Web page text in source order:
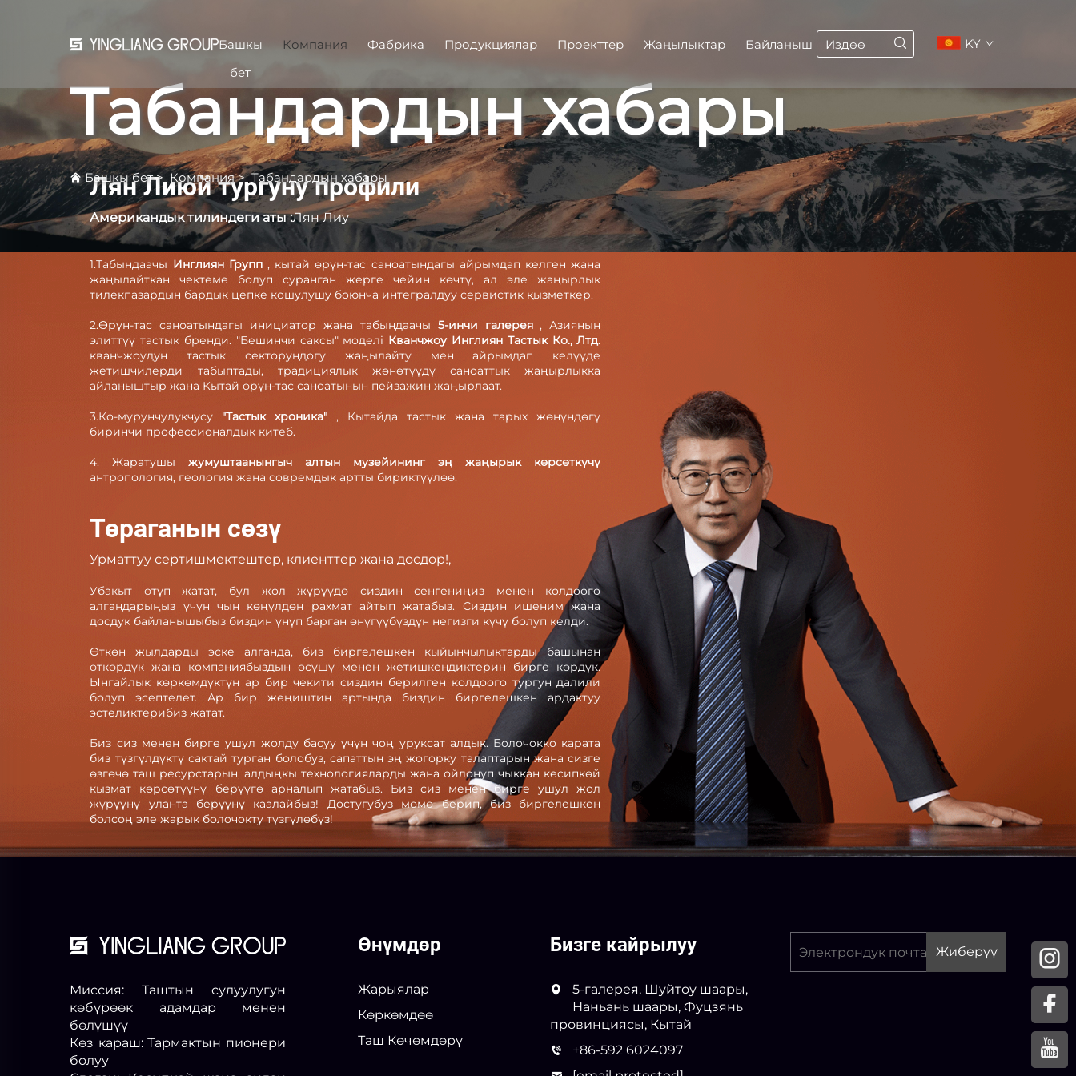
Башкы
бет
Компания Фабрика Продукциялар Проекттер Жаңылыктар Байланыш KY
Табандардын хабары
Башкы бет> Компания>Табандардын хабары
Лян Лиюй тургуну профили
Американдык тилиндеги аты :Лян Лиу
1.Табындаачы Инглиян Групп , кытай өрүн-тас саноатындагы айрымдап келген жана
жаңылайткан чектеме болуп суранган жерге чейин көчтү, ал эле жаңырлык
тилекпазардын бардык цепке кошулушу боюнча интегралдуу сервистик қызметкер.
2.Өрүн-тас саноатындагы инициатор жана табындаачы 5-инчи галерея, Азиянын
элиттүү тастык бренди. "Бешинчи саксы" моделі Кванчжоу Инглиян Тастык Ко., Лтд.
кванчжоудун тастык секторундогу жаңылайту мен айрымдап келүүде
жетишчилерди табыптады, традициялык жөнөтүүдү саноаттык жаңырлыкка
айланыштыр жана Кытай өрүн-тас саноатынын пейзажин жаңырлаат.
3.Ко-мурунчулукчусу "Тастык хроника", Кытайда тастык жана тарых жөнүндөгү
биринчи профессионалдык китеб.
4. Жаратушыжумуштаанынгыч алтын музейининг эң жаңырык көрсөткүчү
антропология, геология жана совремдык артты бириктүүлөө.
Төраганын сөзү
Урматтуу сертишмектештер, клиенттер жана досдор!,
Убакыт өтүп жатат, бул жол жүрүүдө сиздин сенгениңиз менен колдоого
алгандарыңыз үчүн чын көңүлдөн рахмат айтып жатабыз. Сиздин ишеним жана
досдук байланышыбыз биздин үнүп барган өнүгүүбүздүн негизги күчү болуп келди.
Өткөн жылдарды эске алганда, биз биргелешкен кыйынчылыктарды башынан
өткөрдүк жана компаниябыздын өсүшү менен жетишкендиктерин бирге көрдүк.
Ынгайлык көркөмдүктүн ар бир чекити сиздин берилген колдоого тургун далили
болуп эсептелет. Ар бир жеңиштин артында биздин биргелешкен ардактуу
эстеликтерибиз жатат.
Биз сиз менен бирге ушул жолду басуу үчүн чоң уруксат алдык. Болочокко карата
биз түзгүлдүктү сактай турган болобуз, сапаттын эң жогорку талаптарын жана сизге
өзгөчө таш ресурстарын, алдыңкы технологияларды жана ойлонуп чыккан кесипкөй
кызмат көрсөтүүнү берүүгө арналып жатабыз. Биз сиз менен бирге ушул жол
жүрүүнү уланта берүүнү каалайбыз! Достугубуз мөмө берип, биз биргелешкен
болсоң эле жарык болочокту түзгүлөбүз!
Миссия: Таштын сулуулугун
көбүрөөк адамдар менен
бөлүшүү
Көз караш: Тармактын пионери
болуу
Өнүмдөр
Жарыялар
Көркөмдөө
Таш Көчөмдөрү
Бизге кайрылуу
5-галерея, Шуйтоу шаары,
Наньань шаары, Фуцзянь
провинциясы, Кытай
+86-592 6024097
Жиберүү